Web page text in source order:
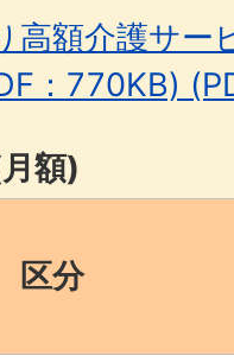
高額介護サー
：770KB)
額)
区分